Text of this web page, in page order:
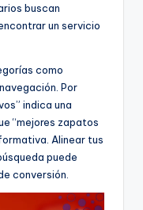
buscan
un servicio
como
Por
indica una
“mejores zapatos
Alinear tus
puede
conversión.